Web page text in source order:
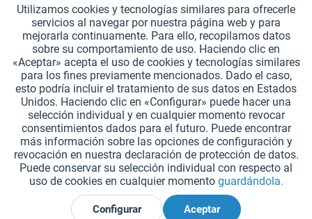
INFORMACIÓN GENERAL
MODOS DE PAGO
*Todos los precios incluyen IVA. Se añaden los gastos de envío..
Configuración de cookies Solicitar catálogos (en alemán)
Grabados láser en testigos Boletín ¿Quiénes somos? Ayuda
Contacto Envío y pago Devolución y reembolso
Derecho de revocación Protección de datos
Condiciones generales de contratación Aviso legal
Seguimiento Aktiv
Utilizamos cookies y tecnologías similares para ofrecerle
servicios al navegar por nuestra página web y para
mejorarla continuamente. Para ello, recopilamos datos
sobre su comportamiento de uso. Haciendo clic en
«Aceptar» acepta el uso de cookies y tecnologías similares
para los fines previamente mencionados. Dado el caso,
esto podría incluir el tratamiento de sus datos en Estados
Unidos. Haciendo clic en «Configurar» puede hacer una
selección individual y en cualquier momento revocar
consentimientos dados para el futuro. Puede encontrar
más información sobre las opciones de configuración y
revocación en nuestra declaración de protección de datos.
Puede conservar su selección individual con respecto al
uso de cookies en cualquier momento guardándola.
Configurar Aceptar